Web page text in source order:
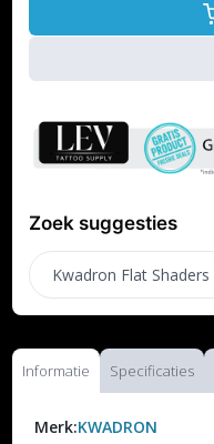
Zoek suggesties
Kwadron Flat Shaders
Informatie Specificaties
Merk:KWADRON